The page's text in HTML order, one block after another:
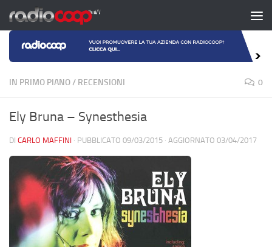
Salta al contenuto
IN PRIMO PIANO/ RECENSIONI 0
Ely Bruna – Synesthesia
DI CARLO MAFFINI · PUBBLICATO 09/03/2015 · AGGIORNATO 03/04/2017